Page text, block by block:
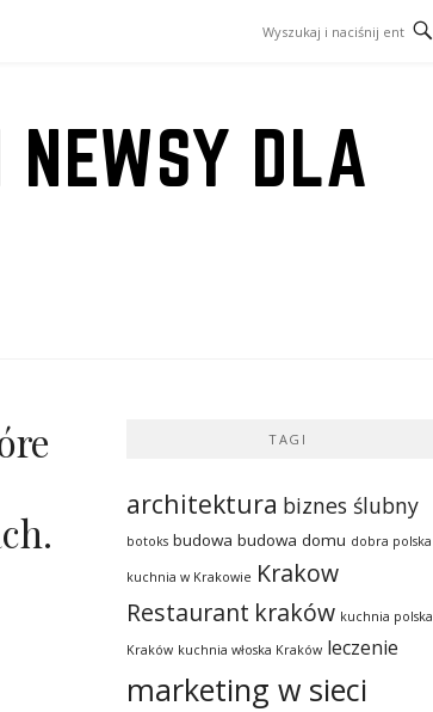
DLA
TAGI
architektura biznes ślubny
botoks budowa budowa domu dobra polska
kuchnia w Krakowie Krakow
Restaurant kraków kuchnia polska
Kraków kuchnia włoska Kraków leczenie
marketing w sieci